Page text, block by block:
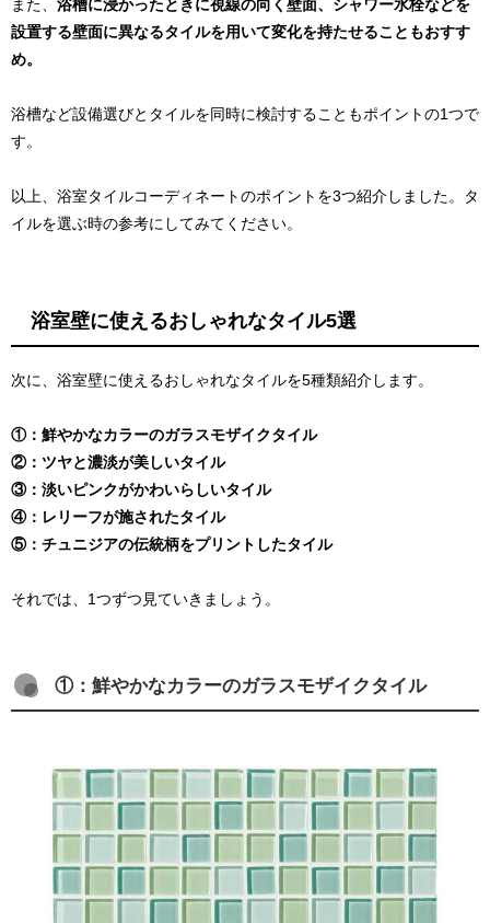
また、 浴槽に浸かったときに視線の向く壁面、シャワー水栓などを
設置する壁面に異なるタイルを用いて変化を持たせることもおすす
め。
浴槽など設備選びとタイルを同時に検討することもポイントの1つで
す。
以上、浴室タイルコーディネートのポイントを3つ紹介しました。タ
イルを選ぶ時の参考にしてみてください。
浴室壁に使えるおしゃれなタイル5選
次に、浴室壁に使えるおしゃれなタイルを5種類紹介します。
①：鮮やかなカラーのガラスモザイクタイル
②：ツヤと濃淡が美しいタイル
③：淡いピンクがかわいらしいタイル
④：レリーフが施されたタイル
⑤：チュニジアの伝統柄をプリントしたタイル
それでは、1つずつ見ていきましょう。
①：鮮やかなカラーのガラスモザイクタイル